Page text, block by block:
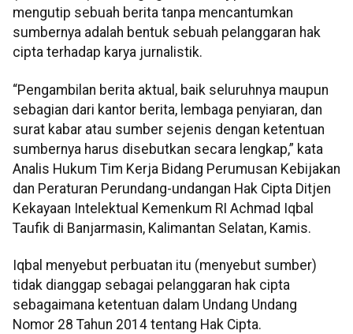
mengutip sebuah berita tanpa mencantumkan
sumbernya adalah bentuk sebuah pelanggaran hak
cipta terhadap karya jurnalistik.
“Pengambilan berita aktual, baik seluruhnya maupun
sebagian dari kantor berita, lembaga penyiaran, dan
surat kabar atau sumber sejenis dengan ketentuan
sumbernya harus disebutkan secara lengkap,” kata
Analis Hukum Tim Kerja Bidang Perumusan Kebijakan
dan Peraturan Perundang-undangan Hak Cipta Ditjen
Kekayaan Intelektual Kemenkum RI Achmad Iqbal
Taufik di Banjarmasin, Kalimantan Selatan, Kamis.
Iqbal menyebut perbuatan itu (menyebut sumber)
tidak dianggap sebagai pelanggaran hak cipta
sebagaimana ketentuan dalam Undang Undang
Nomor 28 Tahun 2014 tentang Hak Cipta.